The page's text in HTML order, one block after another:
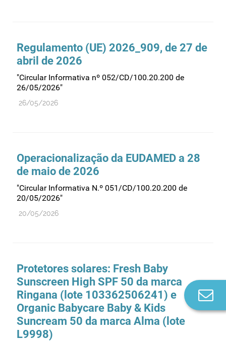
Regulamento (UE) 2026_909, de 27 de
abril de 2026
"Circular Informativa nº 052/CD/100.20.200 de
26/05/2026"
26/05/2026
Operacionalização da EUDAMED a 28
de maio de 2026
"Circular Informativa N.º 051/CD/100.20.200 de
20/05/2026"
20/05/2026
Protetores solares: Fresh Baby
Sunscreen High SPF 50 da marca
Ringana (lote 103362506241) e
Organic Babycare Baby & Kids
Suncream 50 da marca Alma (lote
L9998)